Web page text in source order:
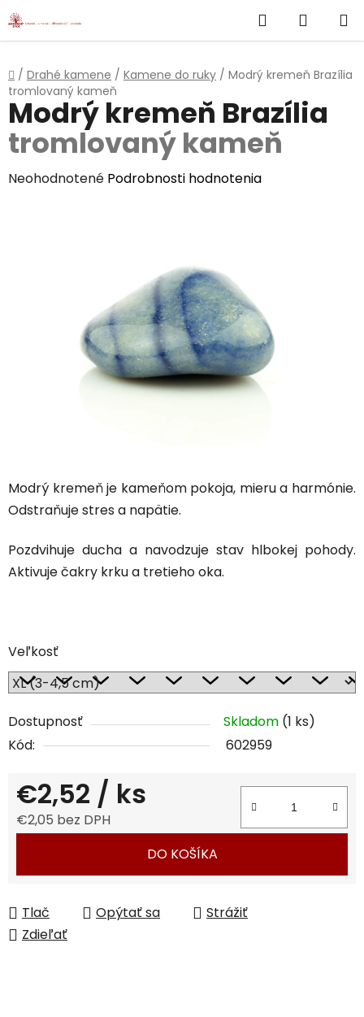
Prejsť
na
Hľadať
KOŠÍK
Domov
/ Drahé kamene / Kamene do ruky / Modrý kremeň Brazília
tromlovaný kameň
Modrý kremeň je kameňom pokoja, mieru a harmónie.
Odstraňuje stres a napätie.
Pozdvihuje ducha a navodzuje stav hlbokej pohody.
Aktivuje čakry krku a tretieho oka.
Veľkosť
Dostupnosť Skladom (1 ks)
Kód:
602959
€2,52 / ks
€2,05 bez DPH
DO KOŠÍKA
Tlač Opýtať sa
Strážiť
Zdieľať
Modrý kremeň Brazília
tromlovaný kameň
Priemerné
Neohodnotené Podrobnosti hodnotenia